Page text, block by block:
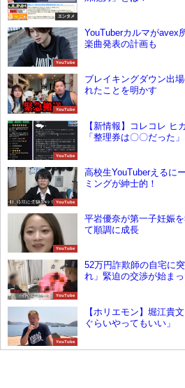
エンタメ
YouTube
YouTuberカルマがavex
楽曲発表の計画も
YouTube
ブレイキングダウン出
れたことを明かす
YouTube
【新情報】コレコレ ヒ
「整理券は〇〇だった」
YouTube
高校生YouTuberえるに
ミングが紳士的！
YouTube
平岩優奈が第一子妊娠
て順調に成長
YouTube
52万円詐欺師の自宅に
れ」緊迫の交渉が始ま
YouTube
【ホリエモン】堀江貴
ぐらいやってもいい」